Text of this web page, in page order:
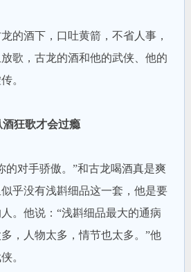
的酒下，口吐黄箭，不省人事，
歌，古龙的酒和他的武侠、他的
。
酒狂歌才会过瘾
的对手骄傲。”和古龙喝酒真是爽
乎没有浅斟细品这一套，他是要
。他说：“浅斟细品最大的通病
，人物太多，情节也太多。”他
。